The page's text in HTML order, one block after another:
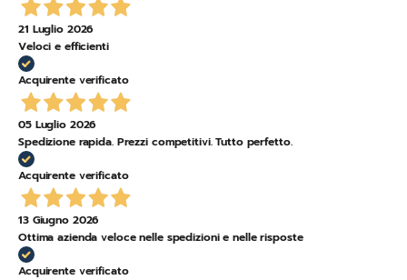
21 Luglio 2026
Veloci e efficienti
Acquirente verificato
05 Luglio 2026
Spedizione rapida. Prezzi competitivi. Tutto perfetto.
Acquirente verificato
13 Giugno 2026
Ottima azienda veloce nelle spedizioni e nelle risposte
Acquirente verificato